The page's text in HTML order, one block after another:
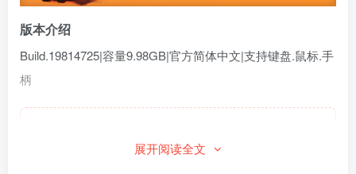
版本介绍
Build.19814725|容量9.98GB|官方简体中文|支持键盘.鼠标.手
柄
展开阅读全文